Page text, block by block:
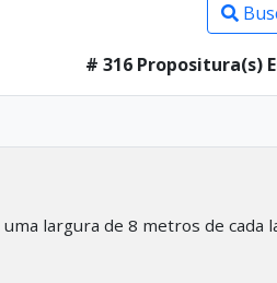
# 316 Propositura(s)
largura de 8 metros de cada